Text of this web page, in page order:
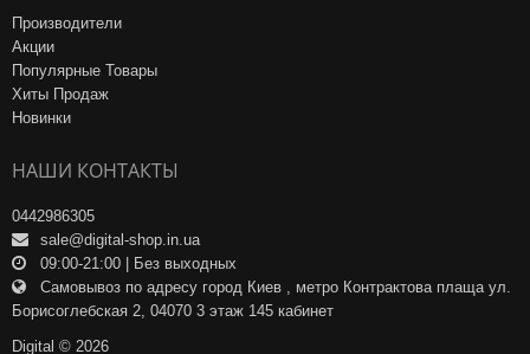
Производители
Акции
Популярные Товары
Хиты Продаж
Новинки
НАШИ КОНТАКТЫ
0442986305
sale@digital-shop.in.ua
09:00-21:00 | Без выходных
Самовывоз по адресу город Киев , метро Контрактова плаща ул.
Борисоглебская 2, 04070 3 этаж 145 кабинет
Digital © 2026